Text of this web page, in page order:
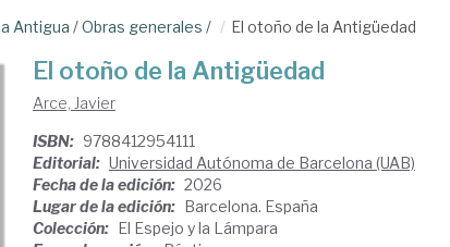
Antigua /Obras generales / El otoño de la Antigüedad
El otoño de la Antigüedad
Arce, Javier
ISBN: 9788412954111
Editorial: Universidad Autónoma de Barcelona (UAB)
Fecha de la edición: 2026
Lugar de la edición: Barcelona. España
Colección: El Espejo y la Lámpara